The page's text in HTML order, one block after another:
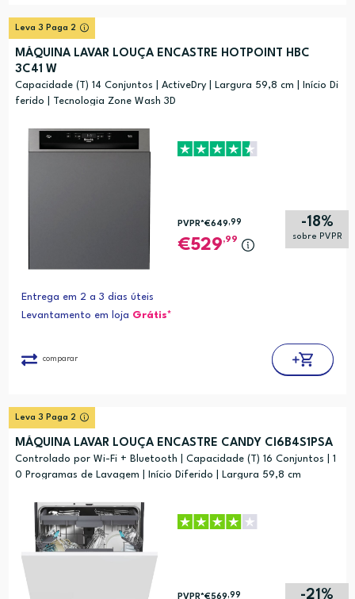
Leva 3 Paga 2
MÁQUINA LAVAR LOUÇA ENCASTRE HOTPOINT HBC
3C41 W
Capacidade (T) 14 Conjuntos | ActiveDry | Largura 59,8 cm | Início Di
ferido | Tecnologia Zone Wash 3D
-18%
sobre PVPR
PVPR*€649 ,99
529,99
Entrega em 2 a 3 dias úteis
Levantamento em loja Grátis*
comparar
Leva 3 Paga 2
MÁQUINA LAVAR LOUÇA ENCASTRE CANDY CI6B4S1PSA
Controlado por Wi-Fi + Bluetooth | Capacidade (T) 16 Conjuntos | 1
0 Programas de Lavagem | Início Diferido | Largura 59,8 cm
-21%
PVPR*€569,99